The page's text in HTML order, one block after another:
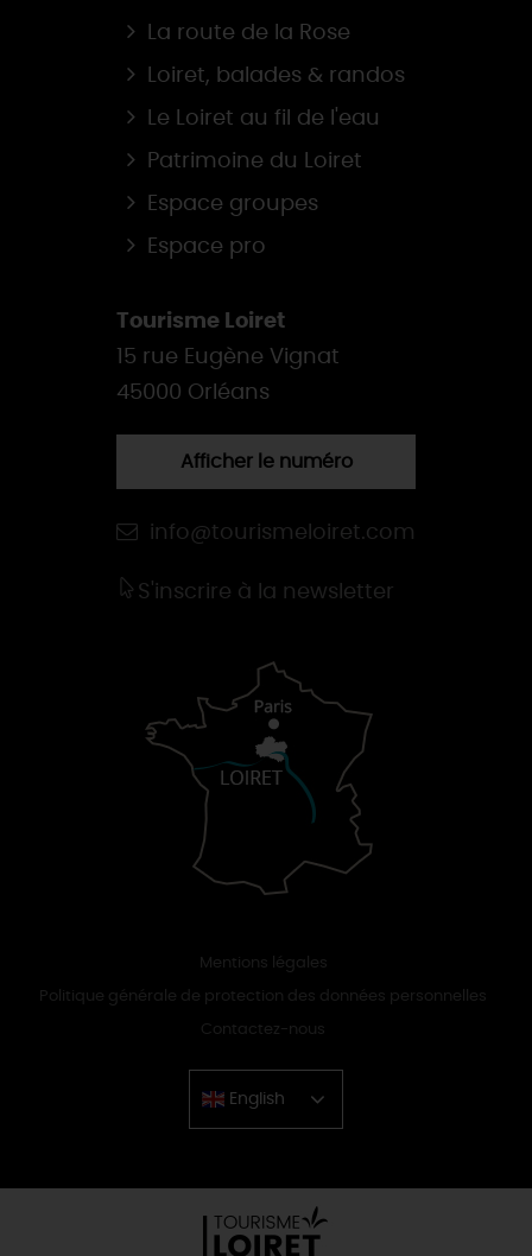
La route de la Rose
Loiret, balades & randos
Le Loiret au fil de l'eau
Patrimoine du Loiret
Espace groupes
Espace pro
Tourisme Loiret
15 rue Eugène Vignat
45000 Orléans
Afficher le numéro
info@tourismeloiret.com
S'inscrire à la newsletter
Mentions légales
Politique générale de protection des données personnelles
Contactez-nous
English
Chinese